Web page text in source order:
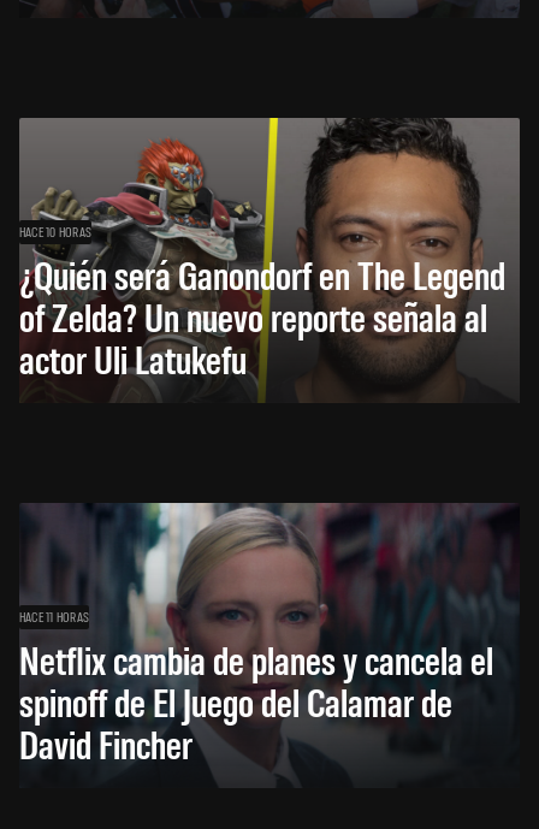
HACE 10 HORAS
¿Quién será Ganondorf en The Legend
of Zelda? Un nuevo reporte señala al
actor Uli Latukefu
HACE 11 HORAS
Netflix cambia de planes y cancela el
spinoff de El Juego del Calamar de
David Fincher